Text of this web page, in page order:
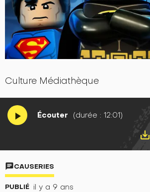
Culture Médiathèque
play_arrow Écouter (durée : 12:01)
save_alt
chatCAUSERIES
PUBLIÉ il y a 9 ans